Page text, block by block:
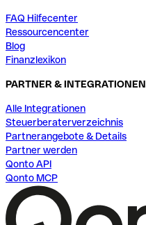
FAQ Hilfecenter
Ressourcencenter
Blog
Finanzlexikon
PARTNER & INTEGRATIONEN
Alle Integrationen
Steuerberaterverzeichnis
Partnerangebote & Details
Partner werden
Qonto API
Qonto MCP